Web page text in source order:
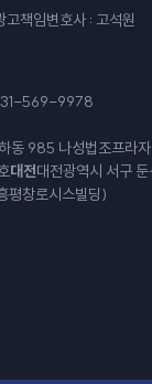
고책임변호사 : 고석원
569-9978
동 985 나성법조프라
대전대전광역시 서구
평창로시스빌딩)